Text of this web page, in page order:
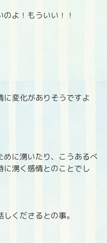
よ！もういい！！
に変化がありそうですよ
に湧いたり、こうあるべ
に湧く感情とのことでし
くださるとの事。